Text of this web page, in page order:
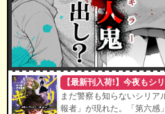
【最新刊入荷!】今夜もシ
まだ警察も知らないシリア
報者」が現れた。「第六感